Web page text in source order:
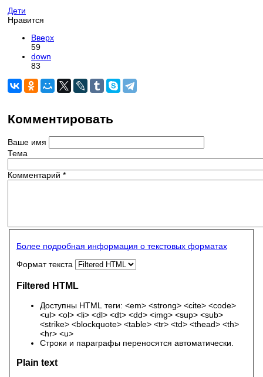
Дети
Нравится
Вверх
59
down
83
Комментировать
Ваше имя
Тема
Комментарий *
Более подробная информация о текстовых форматах
Формат текста
Filtered HTML
Доступны HTML теги: <em> <strong> <cite> <code>
<ul> <ol> <li> <dl> <dt> <dd> <img> <sup> <sub>
<strike> <blockquote> <table> <tr> <td> <thead> <th>
<hr> <u>
Строки и параграфы переносятся автоматически.
Plain text